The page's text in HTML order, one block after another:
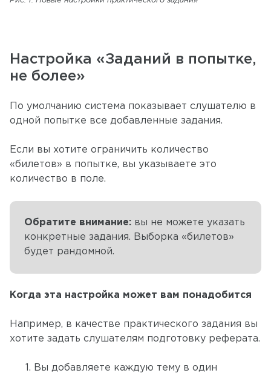
Настройка «Заданий в попытке,
не более»
По умолчанию система показывает слушателю в
одной попытке все добавленные задания.
Если вы хотите ограничить количество
«билетов» в попытке, вы указываете это
количество в поле.
Обратите внимание: вы не можете указать
конкретные задания. Выборка «билетов»
будет рандомной.
Когда эта настройка может вам понадобится
Например, в качестве практического задания вы
хотите задать слушателям подготовку реферата.
Вы добавляете каждую тему в один